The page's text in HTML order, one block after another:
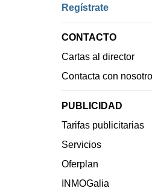
Regístrate
CONTACTO
Cartas al director
Contacta con
PUBLICIDAD
Tarifas publicitarias
Servicios
Oferplan
INMOGalia